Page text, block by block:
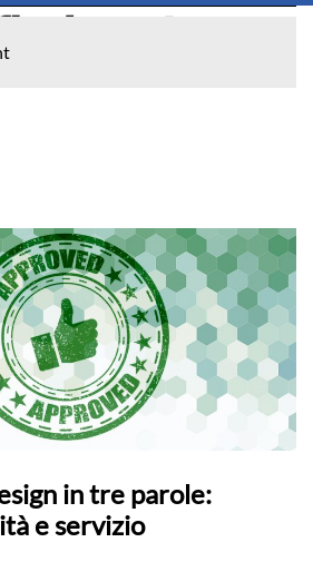
in tre parole:
e servizio